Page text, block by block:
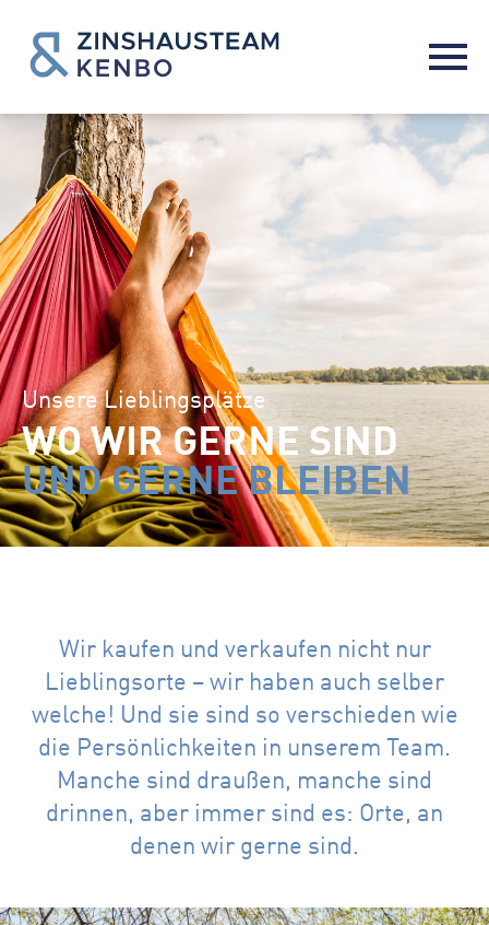
Unsere Lieblingsplätze
WO WIR GERNE SIND
UND GERNE BLEIBEN
Wir kaufen und verkaufen nicht nur
Lieblingsorte – wir haben auch selber
welche! Und sie sind so verschieden wie
die Persönlichkeiten in unserem Team.
Manche sind draußen, manche sind
drinnen, aber immer sind es: Orte, an
denen wir gerne sind.